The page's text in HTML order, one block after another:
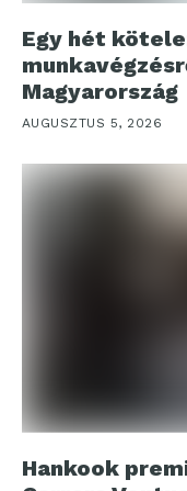
Egy hét
Magyarország
AUGUSZTUS 5, 2026
Hankook